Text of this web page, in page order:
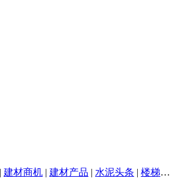
| 建材商机 | 建材产品 | 水泥头条 | 楼梯之家